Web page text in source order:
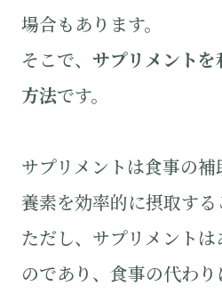
場合もあります。
そこで、 サプリメント
方法です。
サプリメントは食事の
養素を効率的に摂取する
ただし、サプリメント
のであり、食事の代わ